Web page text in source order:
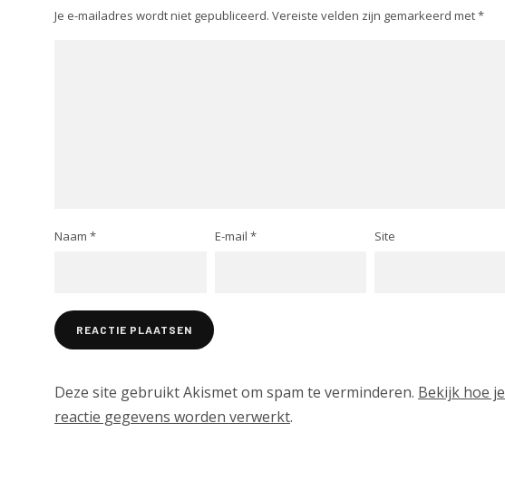
Je e-mailadres wordt niet gepubliceerd. Vereiste velden zijn gemarkeerd met*
Naam * E-mail * Site
Deze site gebruikt Akismet om spam te verminderen. Bekijk hoe je
reactie gegevens worden verwerkt.